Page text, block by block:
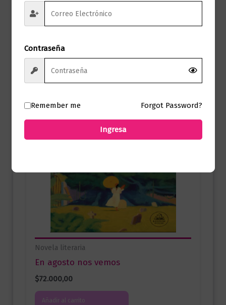
Añadir al carrito
Novela literaria
En agosto nos vemos
$72.000,00
Añadir al carrito
Contraseña
Remember me Forgot Password?
Ingresa